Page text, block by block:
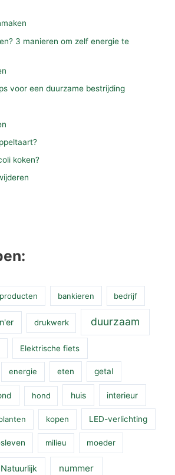
3 manieren om zelf energie te
voor een duurzame bestrijding
koken?
bankieren bedrijf
drukwerk duurzaam
Elektrische fiets
energie eten getal
hond huis interieur
kopen LED-verlichting
milieu moeder
Natuurlijk nummer